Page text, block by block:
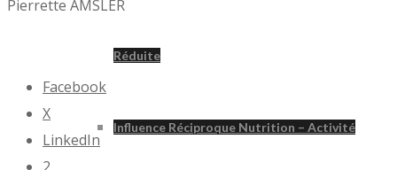
Réduite
Influence Réciproque Nutrition – Activité
Pierrette AMSLER
Facebook
X
LinkedIn